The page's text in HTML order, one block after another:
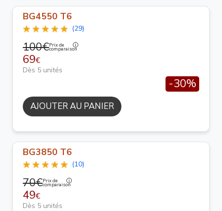
BG4550 T6
(29)
100€Prix de
comparaison
69€
Dès 5 unités
-30%
AJOUTER AU PANIER
BG3850 T6
(10)
70€Prix de
comparaison
49€
Dès 5 unités